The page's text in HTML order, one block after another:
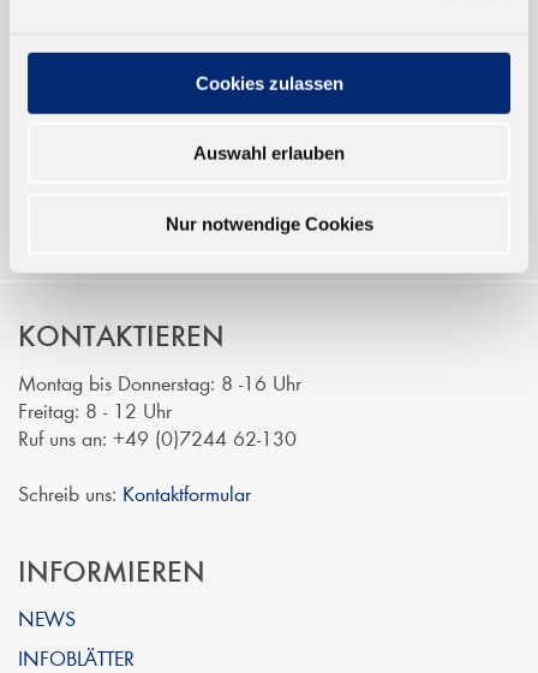
Cookies zulassen
Auswahl erlauben
Nur notwendige Cookies
Verkauf nur an Unternehmer,
Gewerbetreibende und öffentliche
Sinne des § 13 BGB. Alle Preise in Euro
KONTAKTIEREN
Montag bis Donnerstag: 8 -16 Uhr
Freitag: 8 - 12 Uhr
Ruf uns an: +49 (0)7244 62-130
Schreib uns: Kontaktformular
INFORMIEREN
NEWS
INFOBLÄTTER